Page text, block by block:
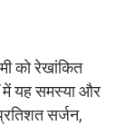
को रेखांकित
में यह समस्या और
सर्जन,